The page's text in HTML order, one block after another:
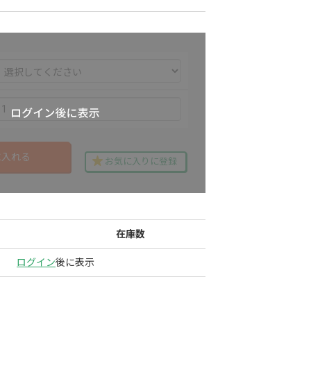
れる お気に入りに登録
在庫数
ログイン後に表示